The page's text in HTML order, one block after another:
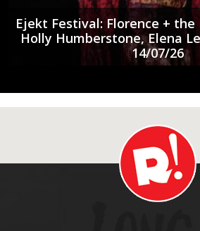
Ejekt Festival: Florence + the
Holly Humberstone, Elena
14/07/26